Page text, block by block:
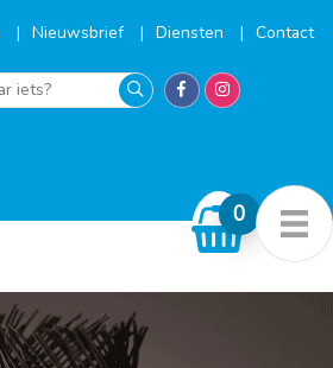
Nieuwsbrief Diensten Contact